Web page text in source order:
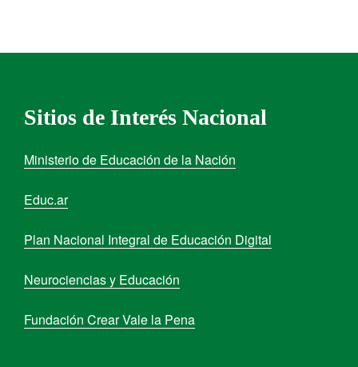
Sitios de Interés Nacional
Ministerio de Educación de la Nación
Educ.ar
Plan Nacional Integral de Educación Digital
Neurociencias y Educación
Fundación Crear Vale la Pena